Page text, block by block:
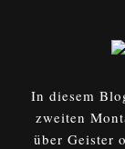
In diesem
zweiten
über Geister